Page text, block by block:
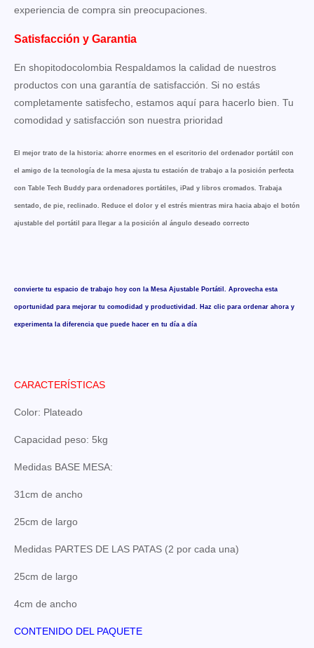
experiencia de compra sin preocupaciones.
Satisfacción y Garantia
En shopitodocolombia Respaldamos la calidad de nuestros
productos con una garantía de satisfacción. Si no estás
completamente satisfecho, estamos aquí para hacerlo bien. Tu
comodidad y satisfacción son nuestra prioridad
El mejor trato de la historia: ahorre enormes en el escritorio del ordenador portátil con
el amigo de la tecnología de la mesa ajusta tu estación de trabajo a la posición perfecta
con Table Tech Buddy para ordenadores portátiles, iPad y libros cromados. Trabaja
sentado, de pie, reclinado. Reduce el dolor y el estrés mientras mira hacia abajo el botón
ajustable del portátil para llegar a la posición al ángulo deseado correcto
convierte tu espacio de trabajo hoy con la Mesa Ajustable Portátil. Aprovecha esta
oportunidad para mejorar tu comodidad y productividad. Haz clic para ordenar ahora y
experimenta la diferencia que puede hacer en tu día a día
CARACTERÍSTICAS
Color: Plateado
Capacidad peso: 5kg
Medidas BASE MESA:
31cm de ancho
25cm de largo
Medidas PARTES DE LAS PATAS (2 por cada una)
25cm de largo
4cm de ancho
CONTENIDO DEL PAQUETE